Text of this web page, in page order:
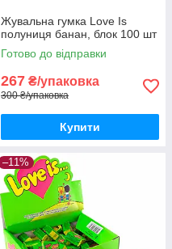
Жувальна гумка Love Is
полуниця банан, блок 100 шт
Готово до відправки
267 ₴/упаковка
300 ₴/упаковка
Купити
–11%